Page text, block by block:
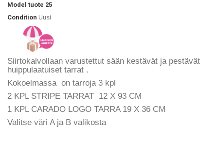
Model tuote 25
Condition Uusi
Siirtokalvollaan varustettut sään kestävät ja pestävät
huippulaatuiset tarrat .
Kokoelmassa on tarroja 3 kpl
2 KPL STRIPE TARRAT 12 X 93 CM
1 KPL CARADO LOGO TARRA 19 X 36 CM
Valitse väri A ja B valikosta